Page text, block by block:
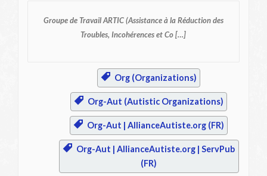
Groupe de Travail ARTIC(Assistance à la Réduction des
Troubles, Incohérences et Co […]
Org (Organizations)
Org-Aut (Autistic Organizations)
Org-Aut | AllianceAutiste.org (FR)
Org-Aut | AllianceAutiste.org | ServPub
(FR)